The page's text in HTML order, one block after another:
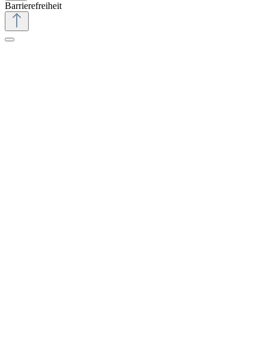
Barrierefreiheit